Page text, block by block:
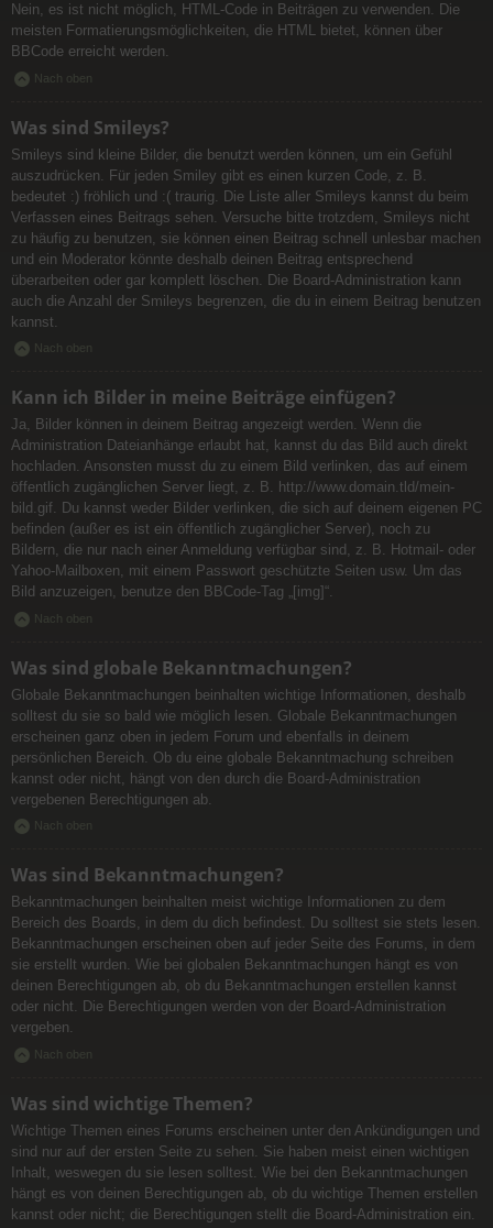
Nein, es ist nicht möglich, HTML-Code in Beiträgen zu verwenden. Die
meisten Formatierungsmöglichkeiten, die HTML bietet, können über
BBCode erreicht werden.
Nach oben
Was sind Smileys?
Smileys sind kleine Bilder, die benutzt werden können, um ein Gefühl
auszudrücken. Für jeden Smiley gibt es einen kurzen Code, z. B.
bedeutet :) fröhlich und :( traurig. Die Liste aller Smileys kannst du beim
Verfassen eines Beitrags sehen. Versuche bitte trotzdem, Smileys nicht
zu häufig zu benutzen, sie können einen Beitrag schnell unlesbar machen
und ein Moderator könnte deshalb deinen Beitrag entsprechend
überarbeiten oder gar komplett löschen. Die Board-Administration kann
auch die Anzahl der Smileys begrenzen, die du in einem Beitrag benutzen
kannst.
Nach oben
Kann ich Bilder in meine Beiträge einfügen?
Ja, Bilder können in deinem Beitrag angezeigt werden. Wenn die
Administration Dateianhänge erlaubt hat, kannst du das Bild auch direkt
hochladen. Ansonsten musst du zu einem Bild verlinken, das auf einem
öffentlich zugänglichen Server liegt, z. B. http://www.domain.tld/mein-
bild.gif. Du kannst weder Bilder verlinken, die sich auf deinem eigenen PC
befinden (außer es ist ein öffentlich zugänglicher Server), noch zu
Bildern, die nur nach einer Anmeldung verfügbar sind, z. B. Hotmail- oder
Yahoo-Mailboxen, mit einem Passwort geschützte Seiten usw. Um das
Bild anzuzeigen, benutze den BBCode-Tag „[img]“.
Nach oben
Was sind globale Bekanntmachungen?
Globale Bekanntmachungen beinhalten wichtige Informationen, deshalb
solltest du sie so bald wie möglich lesen. Globale Bekanntmachungen
erscheinen ganz oben in jedem Forum und ebenfalls in deinem
persönlichen Bereich. Ob du eine globale Bekanntmachung schreiben
kannst oder nicht, hängt von den durch die Board-Administration
vergebenen Berechtigungen ab.
Nach oben
Was sind Bekanntmachungen?
Bekanntmachungen beinhalten meist wichtige Informationen zu dem
Bereich des Boards, in dem du dich befindest. Du solltest sie stets lesen.
Bekanntmachungen erscheinen oben auf jeder Seite des Forums, in dem
sie erstellt wurden. Wie bei globalen Bekanntmachungen hängt es von
deinen Berechtigungen ab, ob du Bekanntmachungen erstellen kannst
oder nicht. Die Berechtigungen werden von der Board-Administration
vergeben.
Nach oben
Was sind wichtige Themen?
Wichtige Themen eines Forums erscheinen unter den Ankündigungen und
sind nur auf der ersten Seite zu sehen. Sie haben meist einen wichtigen
Inhalt, weswegen du sie lesen solltest. Wie bei den Bekanntmachungen
hängt es von deinen Berechtigungen ab, ob du wichtige Themen erstellen
kannst oder nicht; die Berechtigungen stellt die Board-Administration ein.